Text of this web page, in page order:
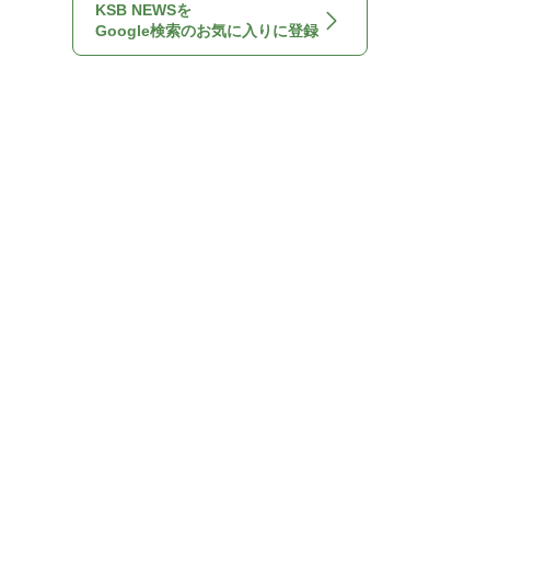
KSB NEWSを
Google検索のお気に入りに登録